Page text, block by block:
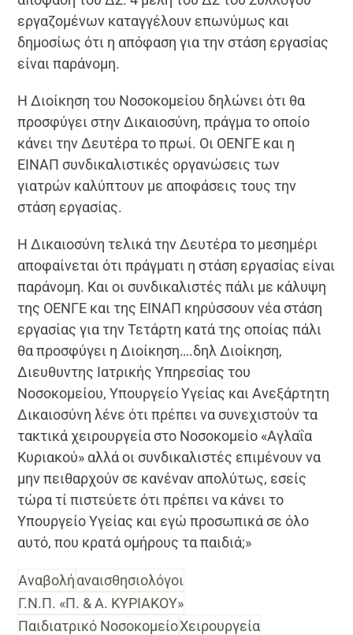
εργαζομένων καταγγέλουν επωνύμως και
δημοσίως ότι η απόφαση για την στάση εργασίας
είναι παράνομη.
Η Διοίκηση του Νοσοκομείου δηλώνει ότι θα
προσφύγει στην Δικαιοσύνη, πράγμα το οποίο
κάνει την Δευτέρα το πρωί. Οι ΟΕΝΓΕ και η
ΕΙΝΑΠ συνδικαλιστικές οργανώσεις των
γιατρών καλύπτουν με αποφάσεις τους την
στάση εργασίας.
Η Δικαιοσύνη τελικά την Δευτέρα το μεσημέρι
αποφαίνεται ότι πράγματι η στάση εργασίας είναι
παράνομη. Και οι συνδικαλιστές πάλι με κάλυψη
της ΟΕΝΓΕ και της ΕΙΝΑΠ κηρύσσουν νέα στάση
εργασίας για την Τετάρτη κατά της οποίας πάλι
θα προσφύγει η Διοίκηση….δηλ Διοίκηση,
Διευθυντης Ιατρικής Υπηρεσίας του
Νοσοκομείου, Υπουργείο Υγείας και Ανεξάρτητη
Δικαιοσύνη λένε ότι πρέπει να συνεχιστούν τα
τακτικά χειρουργεία στο Νοσοκομείο «Αγλαΐα
Κυριακού» αλλά οι συνδικαλιστές επιμένουν να
μην πειθαρχούν σε κανέναν απολύτως, εσείς
τώρα τί πιστεύετε ότι πρέπει να κάνει το
Υπουργείο Υγείας και εγώ προσωπικά σε όλο
αυτό, που κρατά ομήρους τα παιδιά;»
Αναβολήαναισθησιολόγοι
Γ.Ν.Π. «Π. & Α. ΚΥΡΙΑΚΟΥ»
Παιδιατρικό ΝοσοκομείοΧειρουργεία